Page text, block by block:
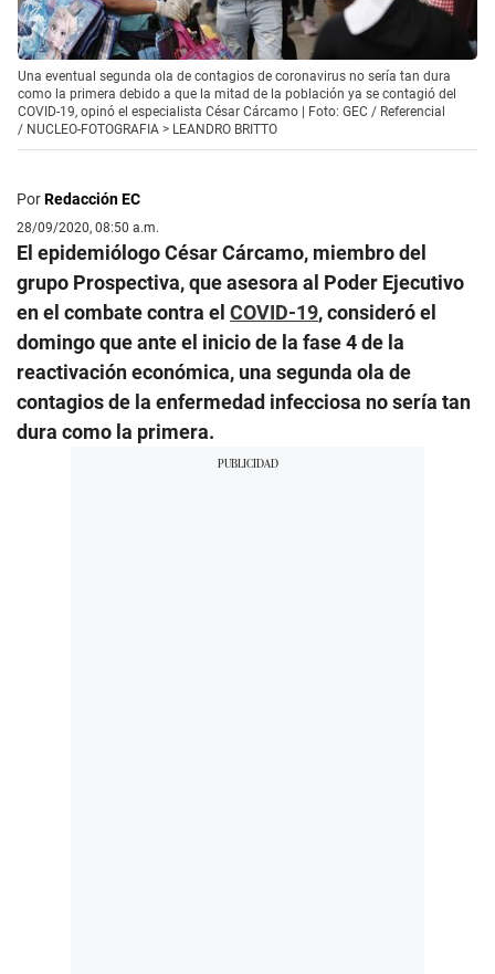
Una eventual segunda ola de contagios de coronavirus no sería tan dura
como la primera debido a que la mitad de la población ya se contagió del
COVID-19, opinó el especialista César Cárcamo | Foto: GEC / Referencial
/ NUCLEO-FOTOGRAFIA > LEANDRO BRITTO
PorRedacción EC
28/09/2020, 08:50 a.m.
El epidemiólogo César Cárcamo, miembro del
grupo Prospectiva, que asesora al Poder Ejecutivo
en el combate contra el COVID-19, consideró el
domingo que ante el inicio de la fase 4 de la
reactivación económica, una segunda ola de
contagios de la enfermedad infecciosa no sería tan
dura como la primera.